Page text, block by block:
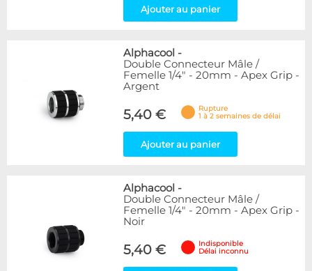
Ajouter au panier
Alphacool -
Double Connecteur Mâle /
Femelle 1/4" - 20mm - Apex Grip -
Argent
5,40 €
Rupture
1 à 2 semaines de délai
Ajouter au panier
Alphacool -
Double Connecteur Mâle /
Femelle 1/4" - 20mm - Apex Grip -
Noir
5,40 €
Indisponible
Délai inconnu